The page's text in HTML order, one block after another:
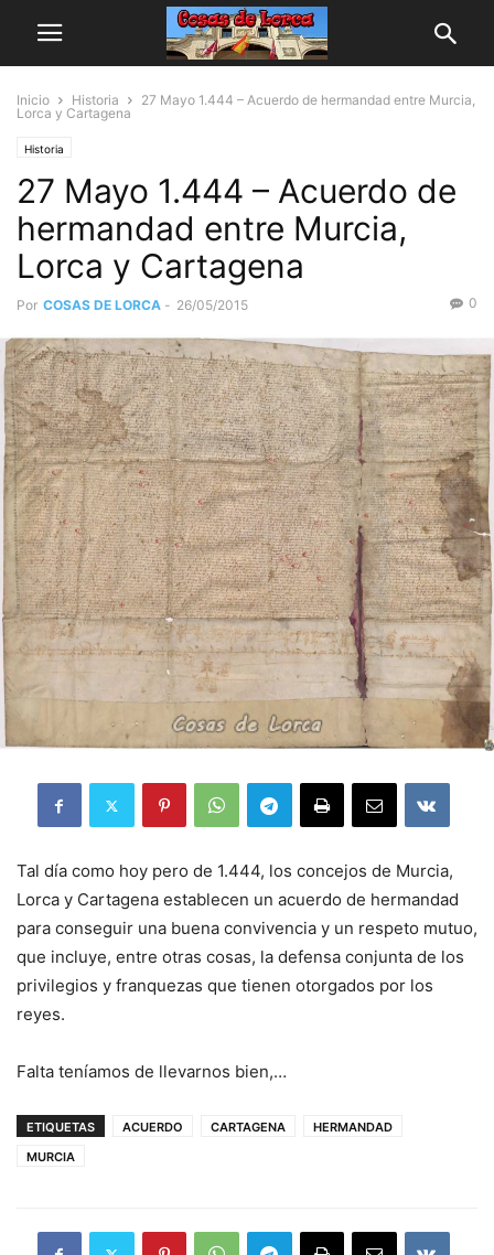
Inicio Historia
27 Mayo 1.444 – Acuerdo de hermandad entre Murcia,
Lorca y Cartagena
Historia
27 Mayo 1.444 – Acuerdo de
hermandad entre Murcia,
Lorca y Cartagena
Por COSAS DE LORCA - 26/05/2015 0
Tal día como hoy pero de 1.444, los concejos de Murcia,
Lorca y Cartagena establecen un acuerdo de hermandad
para conseguir una buena convivencia y un respeto mutuo,
que incluye, entre otras cosas, la defensa conjunta de los
privilegios y franquezas que tienen otorgados por los
reyes.
Falta teníamos de llevarnos bien,…
ETIQUETAS ACUERDO CARTAGENA
HERMANDAD
MURCIA